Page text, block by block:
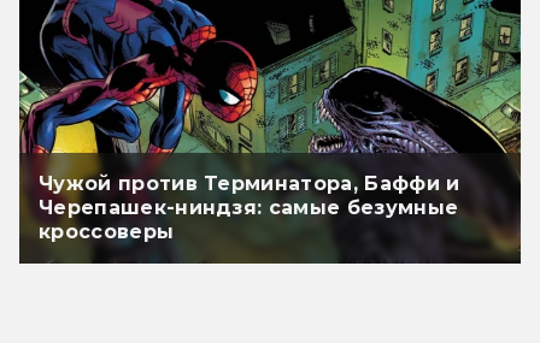
Чужой против Терминатора, Баффи и
Черепашек-ниндзя: самые безумные
кроссоверы